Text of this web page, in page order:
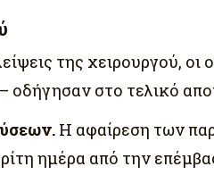
της χειρουργού, οι
οδήγησαν στο τελικό
Η αφαίρεση των
ημέρα από την